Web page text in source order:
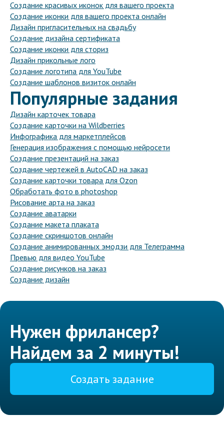
Создание красивых иконок для вашего проекта
Создание иконки для вашего проекта онлайн
Дизайн пригласительных на свадьбу
Создание дизайна сертификата
Создание иконки для сториз
Дизайн прикольные лого
Создание логотипа для YouTube
Создание шаблонов визиток онлайн
Популярные задания
Дизайн карточек товара
Создание карточки на Wildberries
Инфографика для маркетплейсов
Генерация изображения с помощью нейросети
Создание презентаций на заказ
Создание чертежей в AutoCAD на заказ
Создание карточки товара для Ozon
Обработать фото в photoshop
Рисование арта на заказ
Создание аватарки
Создание макета плаката
Создание скриншотов онлайн
Создание анимированных эмодзи для Телеграмма
Превью для видео YouTube
Создание рисунков на заказ
Создание дизайн
Нужен фрилансер?
Найдем за 2 минуты!
Создать задание